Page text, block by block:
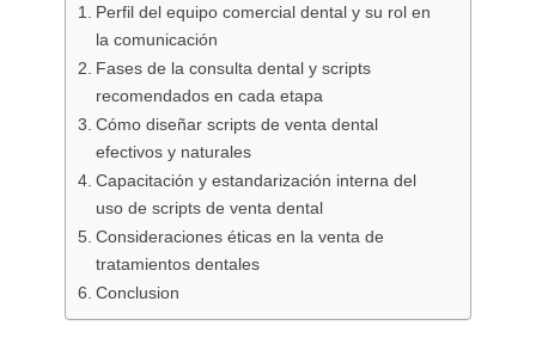
Perfil del equipo comercial dental y su rol en
la comunicación
Fases de la consulta dental y scripts
recomendados en cada etapa
Cómo diseñar scripts de venta dental
efectivos y naturales
Capacitación y estandarización interna del
uso de scripts de venta dental
Consideraciones éticas en la venta de
tratamientos dentales
Conclusion